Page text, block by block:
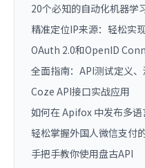
20个必知的自动化机器学
精准定位IP来源：轻松实
OAuth 2.0和OpenID
全面指南：API测试定义
Coze API接口实战应用
如何在 Apifox 中发布多语
轻松掌握外国人微信支付
手把手教你使用盘古API